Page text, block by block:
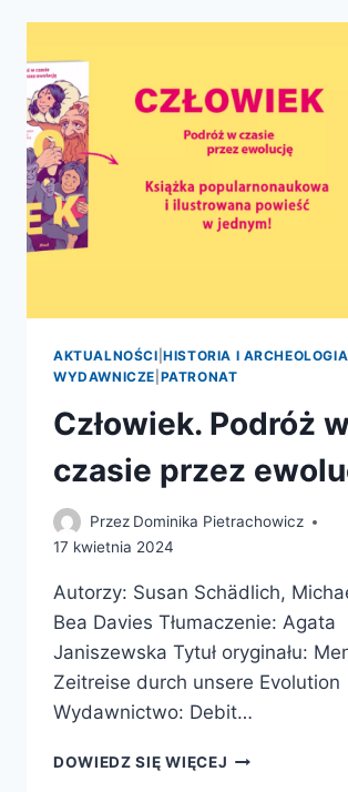
PRZEZ
AKTUALNOŚCI |HISTORIA I ARCHEOLOGIA
WYDAWNICZE PATRONAT
Człowiek. Podróż w
czasie przez
Przez Dominika Pietrachowicz
17 kwietnia 2024
Autorzy: Susan Schädlich,
Bea Davies Tłumaczenie: Agata
Janiszewska Tytuł oryginału:
Zeitreise durch unsere Evolution
Wydawnictwo: Debit…
DOWIEDZ SIĘ WIĘCEJ CZŁOWIEK.